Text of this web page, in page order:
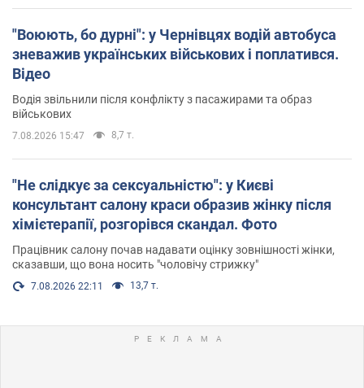
"Воюють, бо дурні": у Чернівцях водій автобуса
зневажив українських військових і поплатився.
Відео
Водія звільнили після конфлікту з пасажирами та образ
військових
7.08.2026 15:47 8,7 т.
"Не слідкує за сексуальністю": у Києві
консультант салону краси образив жінку після
хімієтерапії, розгорівся скандал. Фото
Працівник салону почав надавати оцінку зовнішності жінки,
сказавши, що вона носить "чоловічу стрижку"
7.08.2026 22:11 13,7 т.